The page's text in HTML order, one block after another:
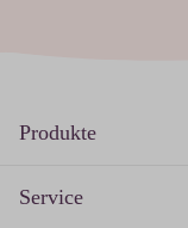
Produkte
Service